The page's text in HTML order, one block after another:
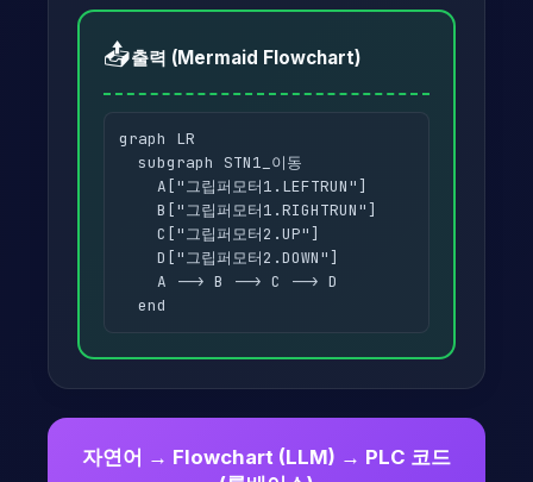
📤출력 (Mermaid Flowchart)
graph LR
subgraph STN1_이동
A["그립퍼모터1.LEFTRUN"]
B["그립퍼모터1.RIGHTRUN"]
C["그립퍼모터2.UP"]
D["그립퍼모터2.DOWN"]
A --> B --> C --> D
end
자연어 → Flowchart (LLM) → PLC 코드